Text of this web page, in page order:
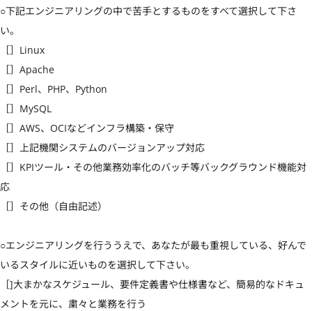
○下記エンジニアリングの中で苦手とするものをすべて選択して下さ
い。
［］Linux
［］Apache
［］Perl、PHP、Python
［］MySQL
［］AWS、OCIなどインフラ構築・保守
［］上記機関システムのバージョンアップ対応
［］KPIツール・その他業務効率化のバッチ等バックグラウンド機能対
応
［］その他（自由記述）
○エンジニアリングを行ううえで、あなたが最も重視している、好んで
いるスタイルに近いものを選択して下さい。
［]大まかなスケジュール、要件定義書や仕様書など、簡易的なドキュ
メントを元に、粛々と業務を行う